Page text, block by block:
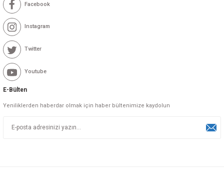
Facebook
Instagram
Twitter
Youtube
E-Bülten
Yeniliklerden haberdar olmak için haber bültenimize kaydolun